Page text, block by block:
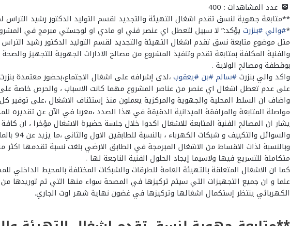
عدد المشاهدات : 400
**متابعة جهوية لنسق تقدم اشغال التهيئة والتجديد لقسم التوليد الدكتور رشيد التراس
*#والي#بنزرت يؤكد:” لا سبيل لتعطل اي عنصر فني او مادي او لوجستي مبرمج في
مثل موضوع متابعة نسق تقدم اشغال التهيئة والتجديد لقسم التوليد الدكتور رشيد التراس
والفنية المكلفة بمتابعة تقدم وتنفيذ المشروع من مصالح الادارات الجهوية للتجهيز
بوقطفة ومصالح الولاية .
واكد والي بنزرت#سالم#بن#يعقوب،لدى إشرافه على اشغال الاجتماع،بحضور معتمدة
على عدم تعطل اشغال اي عنصر من عناصر المشروع مهما كانت الاسباب ، والحرص خاصة
واضاف ان السلط المحلية والجهوية والمركزية يعملون منذ إستئناف الاشغال ،على توفير
مواصلة المتابعة والمرافقة الميدانية الدقيقة في هذا الصدد ،معربا في الآن عن تقديره
يشار ان المصالح الفنية المتابعة للاشغال اكدوا خلال جلسة حضيرة الاشغال مؤخرا ، ان
والسوائل والتكييف و شبكات الكهرباء ، بالنسبة للطابقين الاول والثاني ،ما يزيد عن 94 بالمائة.
متكاملة للتسريع فيها ولاسيما إيجاد الحلول الفنية الناجعة لها .
كما ان الاشغال المتعلقة بالتهيئة العامة للطرقات والشبكات المختلفة بالمحيط
علما و ان جميع التجهيزات التي سيتم تركيزها في المصحة سواء منها التي تم توريدها من
الكهربائي ينتظر إستكمال اشغالها وتركيزها في غضون نهاية شهر اوت الجاري.